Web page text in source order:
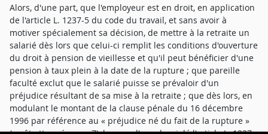
Alors, d'une part, que l'employeur est en droit, en application
de l'article L. 1237-5 du code du travail, et sans avoir à
motiver spécialement sa décision, de mettre à la retraite un
salarié dès lors que celui-ci remplit les conditions d'ouverture
du droit à pension de vieillesse et qu'il peut bénéficier d'une
pension à taux plein à la date de la rupture ; que pareille
faculté exclut que le salarié puisse se prévaloir d'un
préjudice résultant de sa mise à la retraite ; que dès lors, en
modulant le montant de la clause pénale du 16 décembre
1996 par référence au « préjudice né du fait de la rupture »